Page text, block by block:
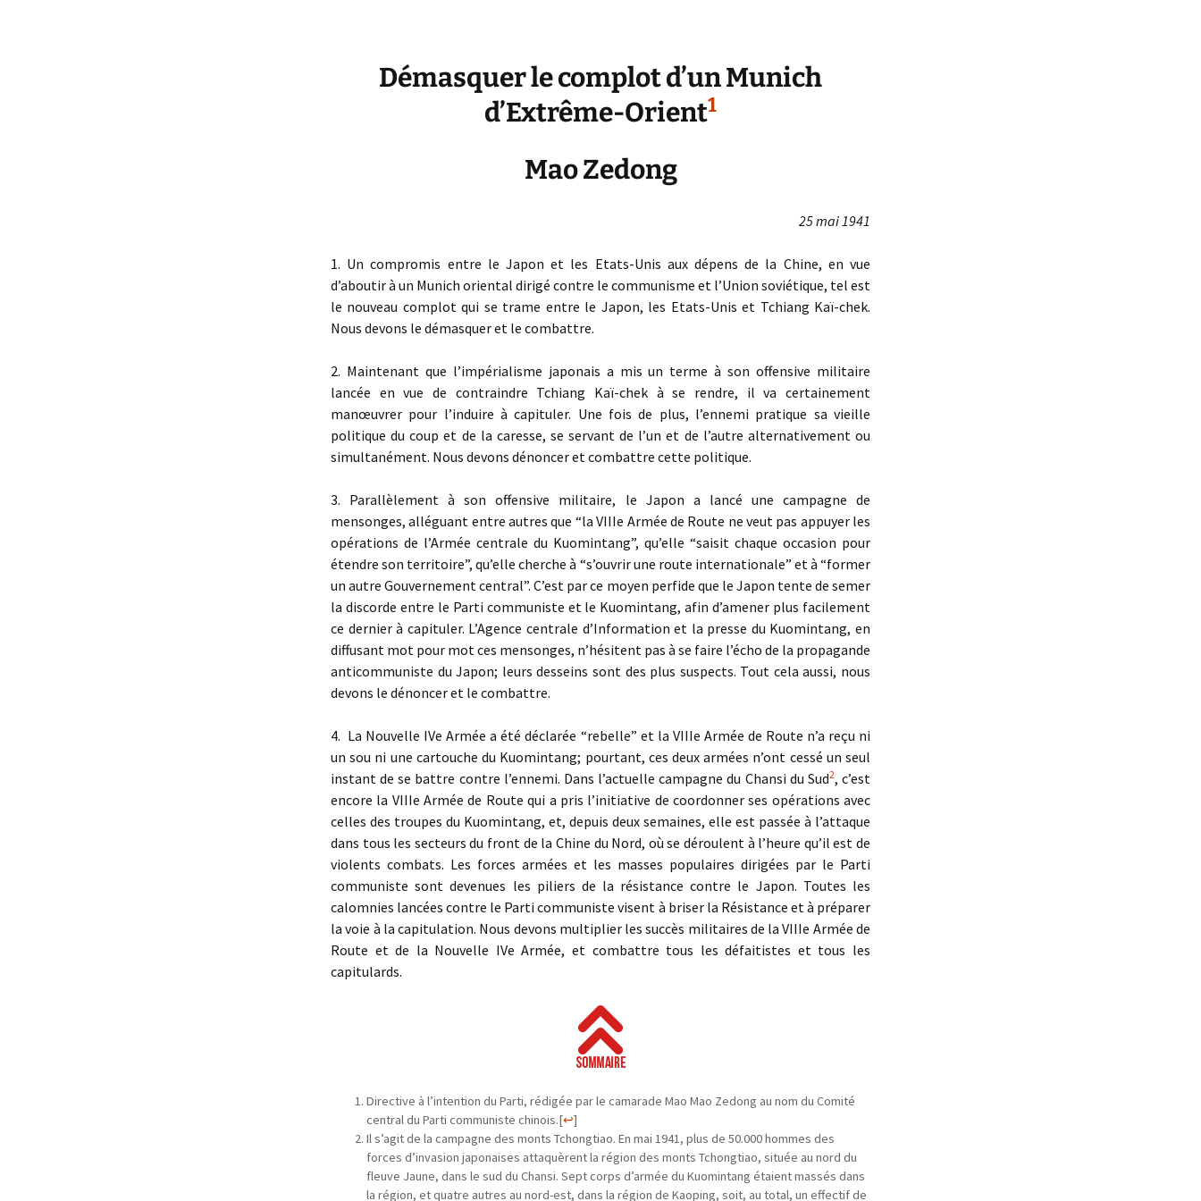
Démasquer le complot d’un Munich
d’Extrême-Orient1
Mao Zedong
25 mai 1941
1. Un compromis entre le Japon et les Etats-Unis aux dépens de la Chine, en vue
d’aboutir à un Munich oriental dirigé contre le communisme et l’Union soviétique, tel est
le nouveau complot qui se trame entre le Japon, les Etats-Unis et Tchiang Kaï-chek.
Nous devons le démasquer et le combattre.
2. Maintenant que l’impérialisme japonais a mis un terme à son offensive militaire
lancée en vue de contraindre Tchiang Kaï-chek à se rendre, il va certainement
manœuvrer pour l’induire à capituler. Une fois de plus, l’ennemi pratique sa vieille
politique du coup et de la caresse, se servant de l’un et de l’autre alternativement ou
simultanément. Nous devons dénoncer et combattre cette politique.
3. Parallèlement à son offensive militaire, le Japon a lancé une campagne de
mensonges, alléguant entre autres que “la VIIIe Armée de Route ne veut pas appuyer les
opérations de l’Armée centrale du Kuomintang”, qu’elle “saisit chaque occasion pour
étendre son territoire”, qu’elle cherche à “s’ouvrir une route internationale” et à “former
un autre Gouvernement central”. C’est par ce moyen perfide que le Japon tente de semer
la discorde entre le Parti communiste et le Kuomintang, afin d’amener plus facilement
ce dernier à capituler. L’Agence centrale d’Information et la presse du Kuomintang, en
diffusant mot pour mot ces mensonges, n’hésitent pas à se faire l’écho de la propagande
anticommuniste du Japon; leurs desseins sont des plus suspects. Tout cela aussi, nous
devons le dénoncer et le combattre.
4. La Nouvelle IVe Armée a été déclarée “rebelle” et la VIIIe Armée de Route n’a reçu ni
un sou ni une cartouche du Kuomintang; pourtant, ces deux armées n’ont cessé un seul
instant de se battre contre l’ennemi. Dans l’actuelle campagne du Chansi du Sud2, c’est
encore la VIIIe Armée de Route qui a pris l’initiative de coordonner ses opérations avec
celles des troupes du Kuomintang, et, depuis deux semaines, elle est passée à l’attaque
dans tous les secteurs du front de la Chine du Nord, où se déroulent à l’heure qu’il est de
violents combats. Les forces armées et les masses populaires dirigées par le Parti
communiste sont devenues les piliers de la résistance contre le Japon. Toutes les
calomnies lancées contre le Parti communiste visent à briser la Résistance et à préparer
la voie à la capitulation. Nous devons multiplier les succès militaires de la VIIIe Armée de
Route et de la Nouvelle IVe Armée, et combattre tous les défaitistes et tous les
capitulards.
Directive à l’intention du Parti, rédigée par le camarade Mao Mao Zedong au nom du Comité
central du Parti communiste chinois.[↩]
Il s’agit de la campagne des monts Tchongtiao. En mai 1941, plus de 50.000 hommes des
forces d’invasion japonaises attaquèrent la région des monts Tchongtiao, située au nord du
fleuve Jaune, dans le sud du Chansi. Sept corps d’armée du Kuomintang étaient massés dans
la région, et quatre autres au nord-est, dans la région de Kaoping, soit, au total, un effectif de